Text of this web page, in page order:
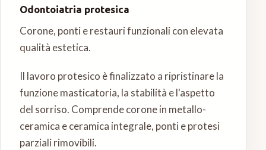
Odontoiatria protesica
Corone, ponti e restauri funzionali con elevata
qualità estetica.
Il lavoro protesico è finalizzato a ripristinare la
funzione masticatoria, la stabilità e l'aspetto
del sorriso. Comprende corone in metallo-
ceramica e ceramica integrale, ponti e protesi
parziali rimovibili.